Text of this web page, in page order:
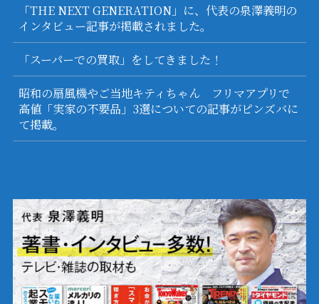
「THE NEXT GENERATION」に、代表の泉澤義明の
インタビュー記事が掲載されました。
「スーパーでの買取」をしてきました！
昭和の扇風機やご当地キティちゃん フリマアプリで
高値「実家の不要品」3選についての記事がピンズバに
て掲載。